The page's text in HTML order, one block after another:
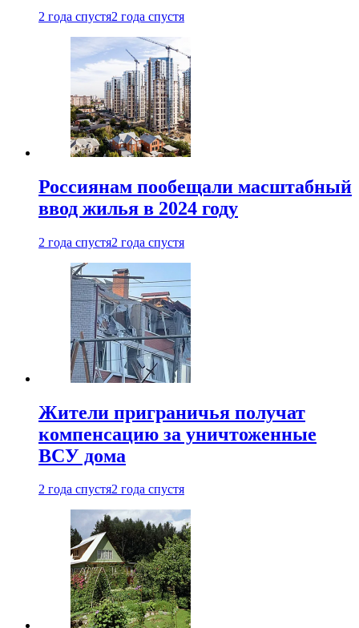
2 года спустя2 года спустя
Россиянам пообещали масштабный
ввод жилья в 2024 году
2 года спустя2 года спустя
Жители приграничья получат
компенсацию за уничтоженные
ВСУ дома
2 года спустя2 года спустя